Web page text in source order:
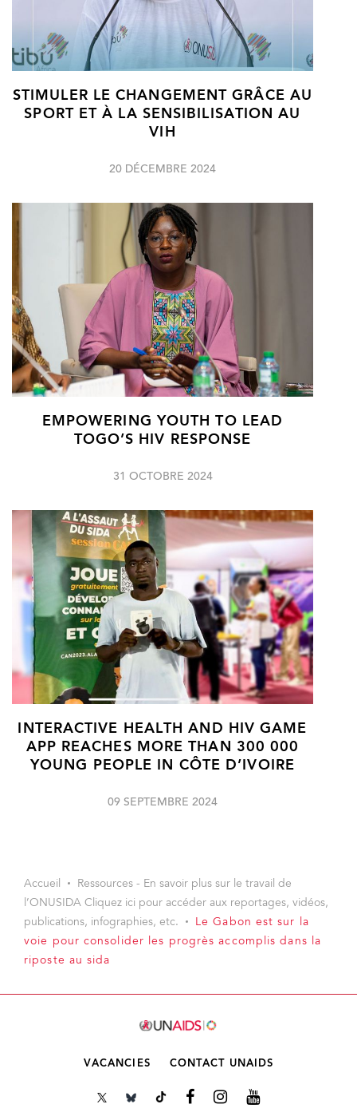
STIMULER LE CHANGEMENT GRÂCE AU
SPORT ET À LA SENSIBILISATION AU
VIH
20 DÉCEMBRE 2024
EMPOWERING YOUTH TO LEAD
TOGO’S HIV RESPONSE
31 OCTOBRE 2024
INTERACTIVE HEALTH AND HIV GAME
APP REACHES MORE THAN 300 000
YOUNG PEOPLE IN CÔTE D’IVOIRE
09 SEPTEMBRE 2024
Accueil
Ressources - En savoir plus sur le travail de
l’ONUSIDA Cliquez ici pour accéder aux reportages, vidéos,
publications, infographies, etc.
Le Gabon est sur la
voie pour consolider les progrès accomplis dans la
riposte au sida
VACANCIES CONTACT UNAIDS